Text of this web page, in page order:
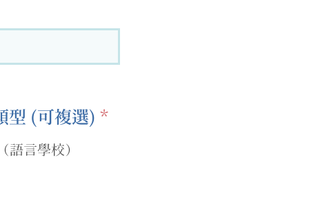
型 (可複選) *必
語言學校）